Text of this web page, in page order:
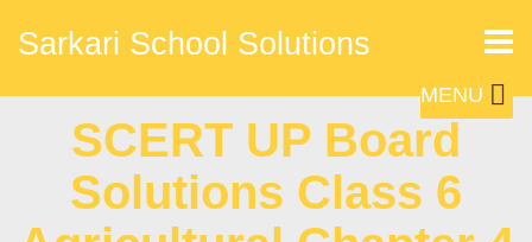
Sarkari School Solutions
MENU
SCERT UP Board
Solutions Class 6